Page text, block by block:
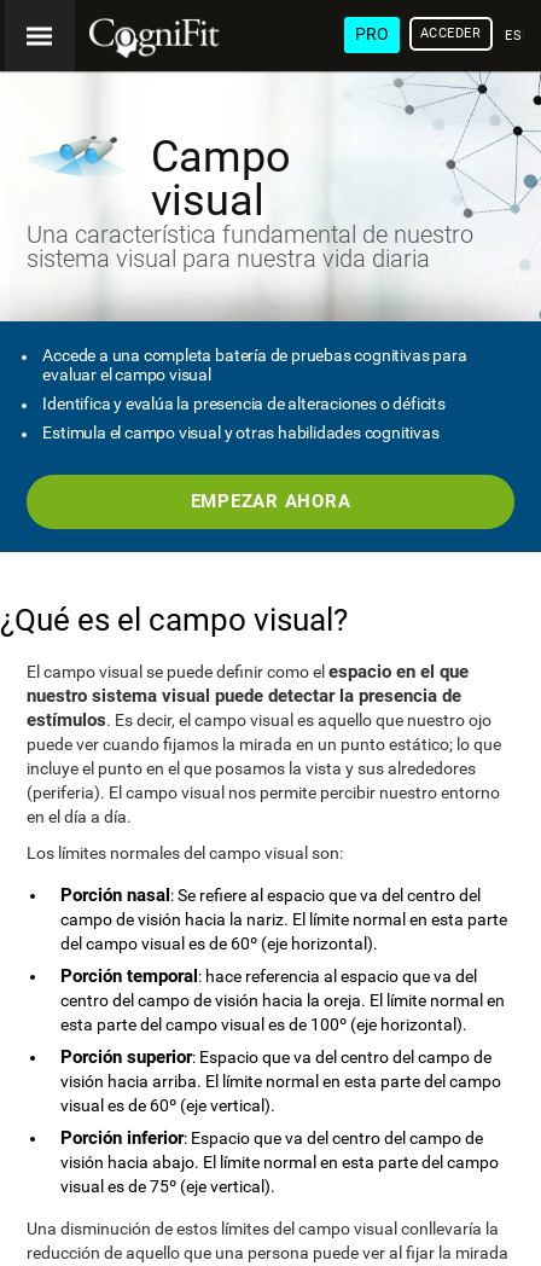
PRO ACCEDER
Campo
visual
Una característica fundamental de nuestro
sistema visual para nuestra vida diaria
Accede a una completa batería de pruebas cognitivas para
evaluar el campo visual
Identifica y evalúa la presencia de alteraciones o déficits
Estimula el campo visual y otras habilidades cognitivas
EMPEZAR AHORA
¿Qué es el campo visual?
El campo visual se puede definir como elespacio en el que
nuestro sistema visual puede detectar la presencia de
estímulos. Es decir, el campo visual es aquello que nuestro ojo
puede ver cuando fijamos la mirada en un punto estático; lo que
incluye el punto en el que posamos la vista y sus alrededores
(periferia). El campo visual nos permite percibir nuestro entorno
en el día a día.
Los límites normales del campo visual son:
Porción nasal: Se refiere al espacio que va del centro del
campo de visión hacia la nariz. El límite normal en esta parte
del campo visual es de 60º (eje horizontal).
Porción temporal: hace referencia al espacio que va del
centro del campo de visión hacia la oreja. El límite normal en
esta parte del campo visual es de 100º (eje horizontal).
Porción superior: Espacio que va del centro del campo de
visión hacia arriba. El límite normal en esta parte del campo
visual es de 60º (eje vertical).
Porción inferior: Espacio que va del centro del campo de
visión hacia abajo. El límite normal en esta parte del campo
visual es de 75º (eje vertical).
Una disminución de estos límites del campo visual conllevaría la
reducción de aquello que una persona puede ver al fijar la mirada